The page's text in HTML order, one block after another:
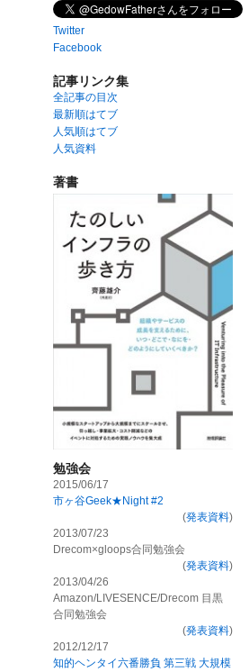
Twitter
Facebook
記事リンク集
全記事の目次
最新順はてブ
人気順はてブ
人気資料
著書
勉強会
2015/06/17
市ヶ谷Geek★Night #2
(発表資料)
2013/07/23
Drecom×gloops合同勉強会
(発表資料)
2013/04/26
Amazon/LIVESENCE/Drecom 目黒
合同勉強会
(発表資料)
2012/12/17
知的ヘンタイ六番勝負 第三戦 大規模